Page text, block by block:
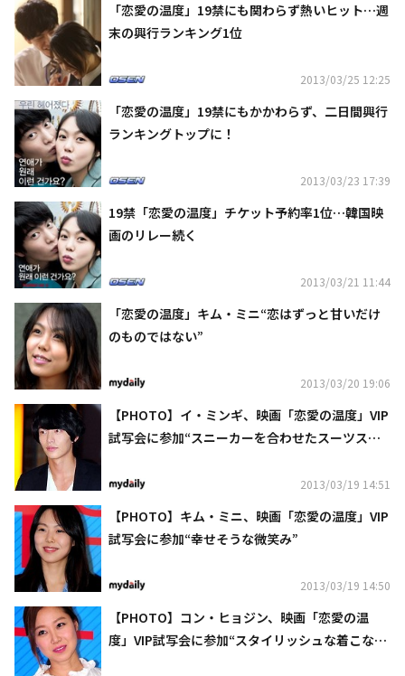
「恋愛の温度」19禁にも関わらず熱いヒット…週
末の興行ランキング1位
2013/03/25 12:25
「恋愛の温度」19禁にもかかわらず、二日間興行
ランキングトップに！
2013/03/23 17:39
19禁「恋愛の温度」チケット予約率1位…韓国映
画のリレー続く
2013/03/21 11:44
「恋愛の温度」キム・ミニ“恋はずっと甘いだけ
のものではない”
2013/03/20 19:06
【PHOTO】イ・ミンギ、映画「恋愛の温度」VIP
試写会に参加“スニーカーを合わせたスーツスタ
2013/03/19 14:51
【PHOTO】キム・ミニ、映画「恋愛の温度」VIP
試写会に参加“幸せそうな微笑み”
2013/03/19 14:50
【PHOTO】コン・ヒョジン、映画「恋愛の温
度」VIP試写会に参加“スタイリッシュな着こな